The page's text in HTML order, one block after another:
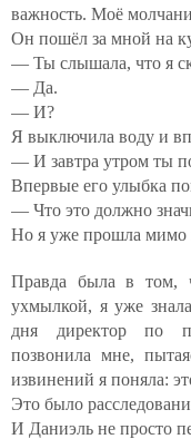
важность. Моё
Он пошёл за мной на
— Ты слышала, что я
— Да.
— И?
Я выключила воду и
— И завтра утром ты
Впервые его улыбка
— Что это должно
Но я уже прошла мимо
Правда была в том,
ухмылкой, я уже
дня директор по
позвонила мне,
извинений я поняла:
Это было
И Даниэль не просто